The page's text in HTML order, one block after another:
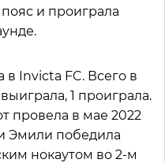
и проиграла
Invicta FC. Всего в
1 проиграла.
провела в мае 2022
Эмили победила
нокаутом во 2-м